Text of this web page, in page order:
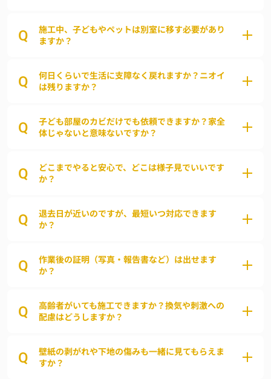
Q
施工中、子どもやペットは別室に移す必要があり
ますか？
Q
何日くらいで生活に支障なく戻れますか？ニオイ
は残りますか？
Q
子ども部屋のカビだけでも依頼できますか？家全
体じゃないと意味ないですか？
Q
どこまでやると安心で、どこは様子見でいいです
か？
Q
退去日が近いのですが、最短いつ対応できます
か？
Q
作業後の証明（写真・報告書など）は出せます
か？
Q
高齢者がいても施工できますか？換気や刺激への
配慮はどうしますか？
Q
壁紙の剥がれや下地の傷みも一緒に見てもらえま
すか？